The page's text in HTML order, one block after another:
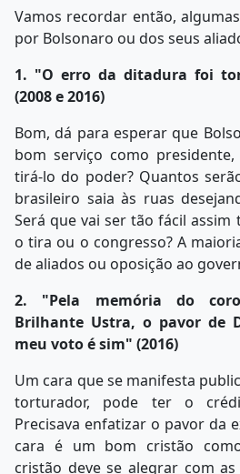
Vamos recordar então,
por Bolsonaro ou dos seus
1. "O erro da ditadura foi
(2008 e 2016)
Bom, dá para esperar que
bom serviço como
tirá-lo do poder? Quantos
brasileiro saia às ruas
Será que vai ser tão fácil assim
o tira ou o congresso? A
de aliados ou oposição ao
2. "Pela memória do
Brilhante Ustra, o pavor de
meu voto é sim" (2016)
Um cara que se manifesta
torturador, pode ter o
Precisava enfatizar o pavor da
cara é um bom cristão
cristão deve se alegrar com